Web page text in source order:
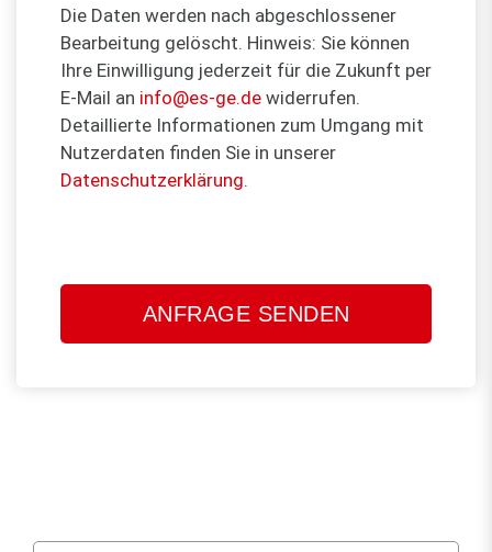
Die Daten werden nach abgeschlossener
Bearbeitung gelöscht. Hinweis: Sie können
Ihre Einwilligung jederzeit für die Zukunft per
E-Mail an info@es-ge.de widerrufen.
Detaillierte Informationen zum Umgang mit
Nutzerdaten finden Sie in unserer
Datenschutzerklärung.
lasse